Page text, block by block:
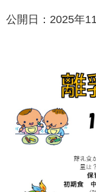
公開日：2025年